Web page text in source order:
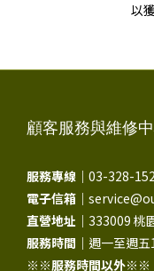
以
顧客服務與維修
服務專線｜ 03-328-
電子信箱｜
直營地址｜ 333009 桃
服務時間｜ 週一至週
※※服務時間以外※※